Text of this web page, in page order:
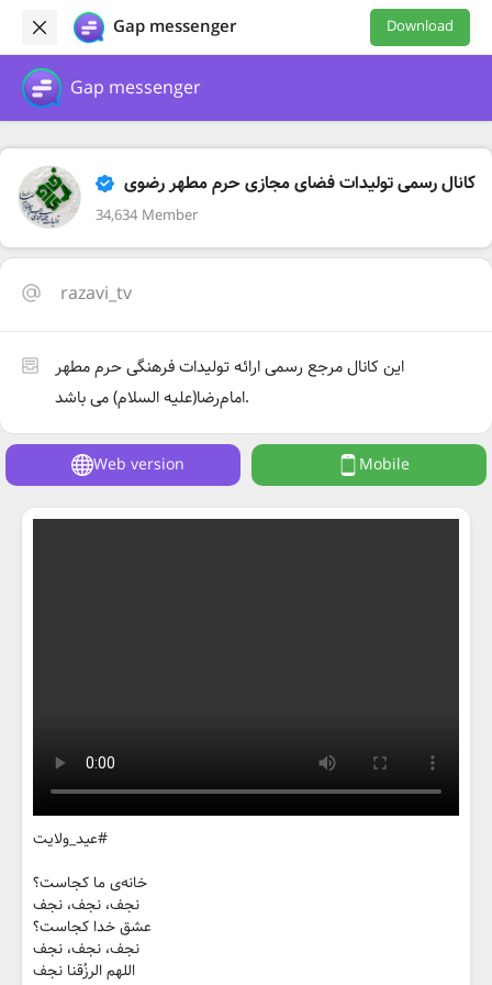
Gap messenger Download
Gap messenger
کانال رسمی تولیدات فضای مجازی حرم مطهر رضوی
34,634 Member
razavi_tv
این کانال مرجع رسمی ارائه تولیدات فرهنگی حرم‌ مطهر
امام‌رضا(علیه السلام) می باشد.
Web version Mobile
#عید_ولایت
خانه‌ی ما کجاست؟
نجف، نجف، نجف
عشق خدا کجاست؟
نجف، نجف، نجف
اللهم الرزُقنا نجف